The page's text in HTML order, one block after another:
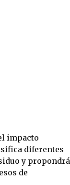
impacto
diferentes
y propondrá
de